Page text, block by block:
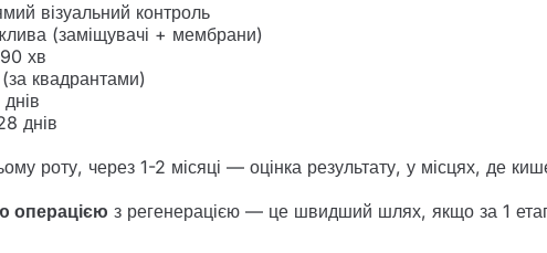
візуальний контроль
(заміщувачі + мембрани)
хв
квадрантами)
днів
роту, через 1-2 місяці — оцінка результату, у місцях, де
операцією з регенерацією — це швидший шлях, якщо за 1